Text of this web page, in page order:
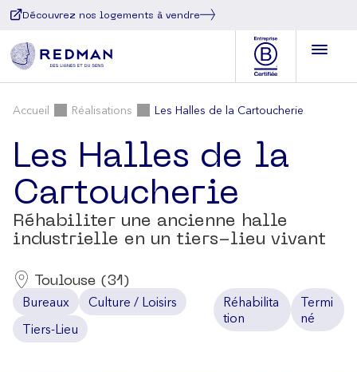
Découvrez nos logements à vendre
Accueil Réalisations Les Halles de la Cartoucherie
Les Halles de la
Cartoucherie
Réhabiliter une ancienne halle
industrielle en un tiers-lieu vivant
Toulouse (31)
Bureaux
Culture / Loisirs
Tiers-Lieu
Réhabilita
tion
Termi
né